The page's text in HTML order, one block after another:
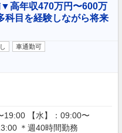
高年収470万円〜600万
目を経験しながら将来
車通勤可
19:00 【水】：09:00〜
＊週40時間勤務